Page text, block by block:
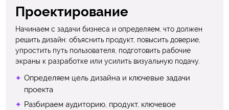
Проектирование
Начинаем с задачи бизнеса и определяем, что должен
решить дизайн: объяснить продукт, повысить доверие,
упростить путь пользователя, подготовить рабочие
экраны к разработке или усилить визуальную подачу.
Определяем цель дизайна и ключевые задачи
проекта
Разбираем аудиторию, продукт, ключевое